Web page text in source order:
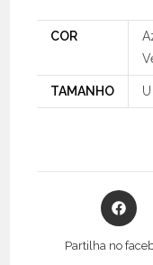
COR
TAMANHO U
Opens
in
Partilha no